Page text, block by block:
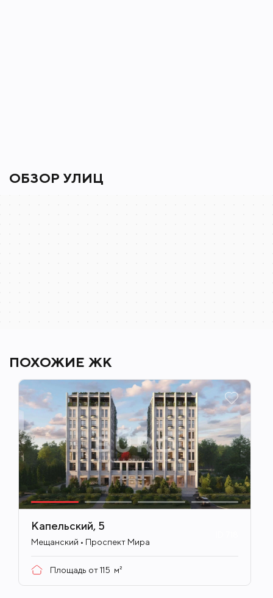
ОБЗОР УЛИЦ
ПОХОЖИЕ ЖК
Капельский, 5
Мещанский • Проспект Мира
Площадь от115 м²